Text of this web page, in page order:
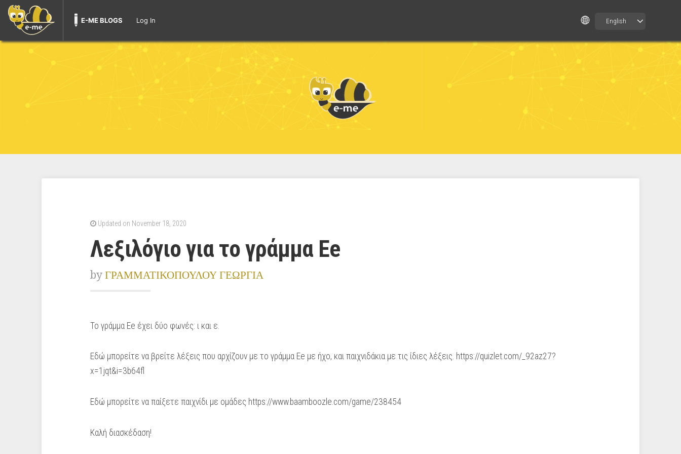
English
E-ME BLOGS Log In
Updated on November 18, 2020
Λεξιλόγιο για το γράμμα Ee
by ΓΡΑΜΜΑΤΙΚΟΠΟΥΛΟΥ ΓΕΩΡΓΙΑ
Το γράμμα Ee έχει δύο φωνές: ι και ε.
Εδώ μπορείτε να βρείτε λέξεις που αρχίζουν με το γράμμα Ee με ήχο, και παιχνιδάκια με τις ίδιες λέξεις. https://quizlet.com/_92az27?
x=1jqt&i=3b64fl
Εδώ μπορείτε να παίξετε παιχνίδι με ομάδες https://www.baamboozle.com/game/238454
Καλή διασκέδαση!